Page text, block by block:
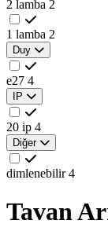
2 lamba 2
1 lamba 2
Duy
e27 4
IP
20 ip 4
Diğer
dimlenebilir4
Tavan